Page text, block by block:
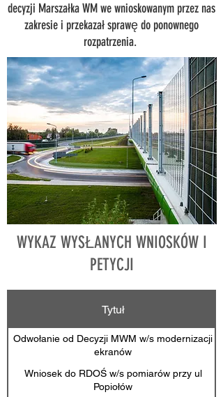
decyzji Marszałka WM we wnioskowanym przez nas
zakresie i przekazał sprawę do ponownego
rozpatrzenia.
WYKAZ WYSŁANYCH WNIOSKÓW I
PETYCJI
Tytuł
Odwołanie od Decyzji MWM w/s modernizacji
ekranów
Wniosek do RDOŚ w/s pomiarów przy ul
Popiołów